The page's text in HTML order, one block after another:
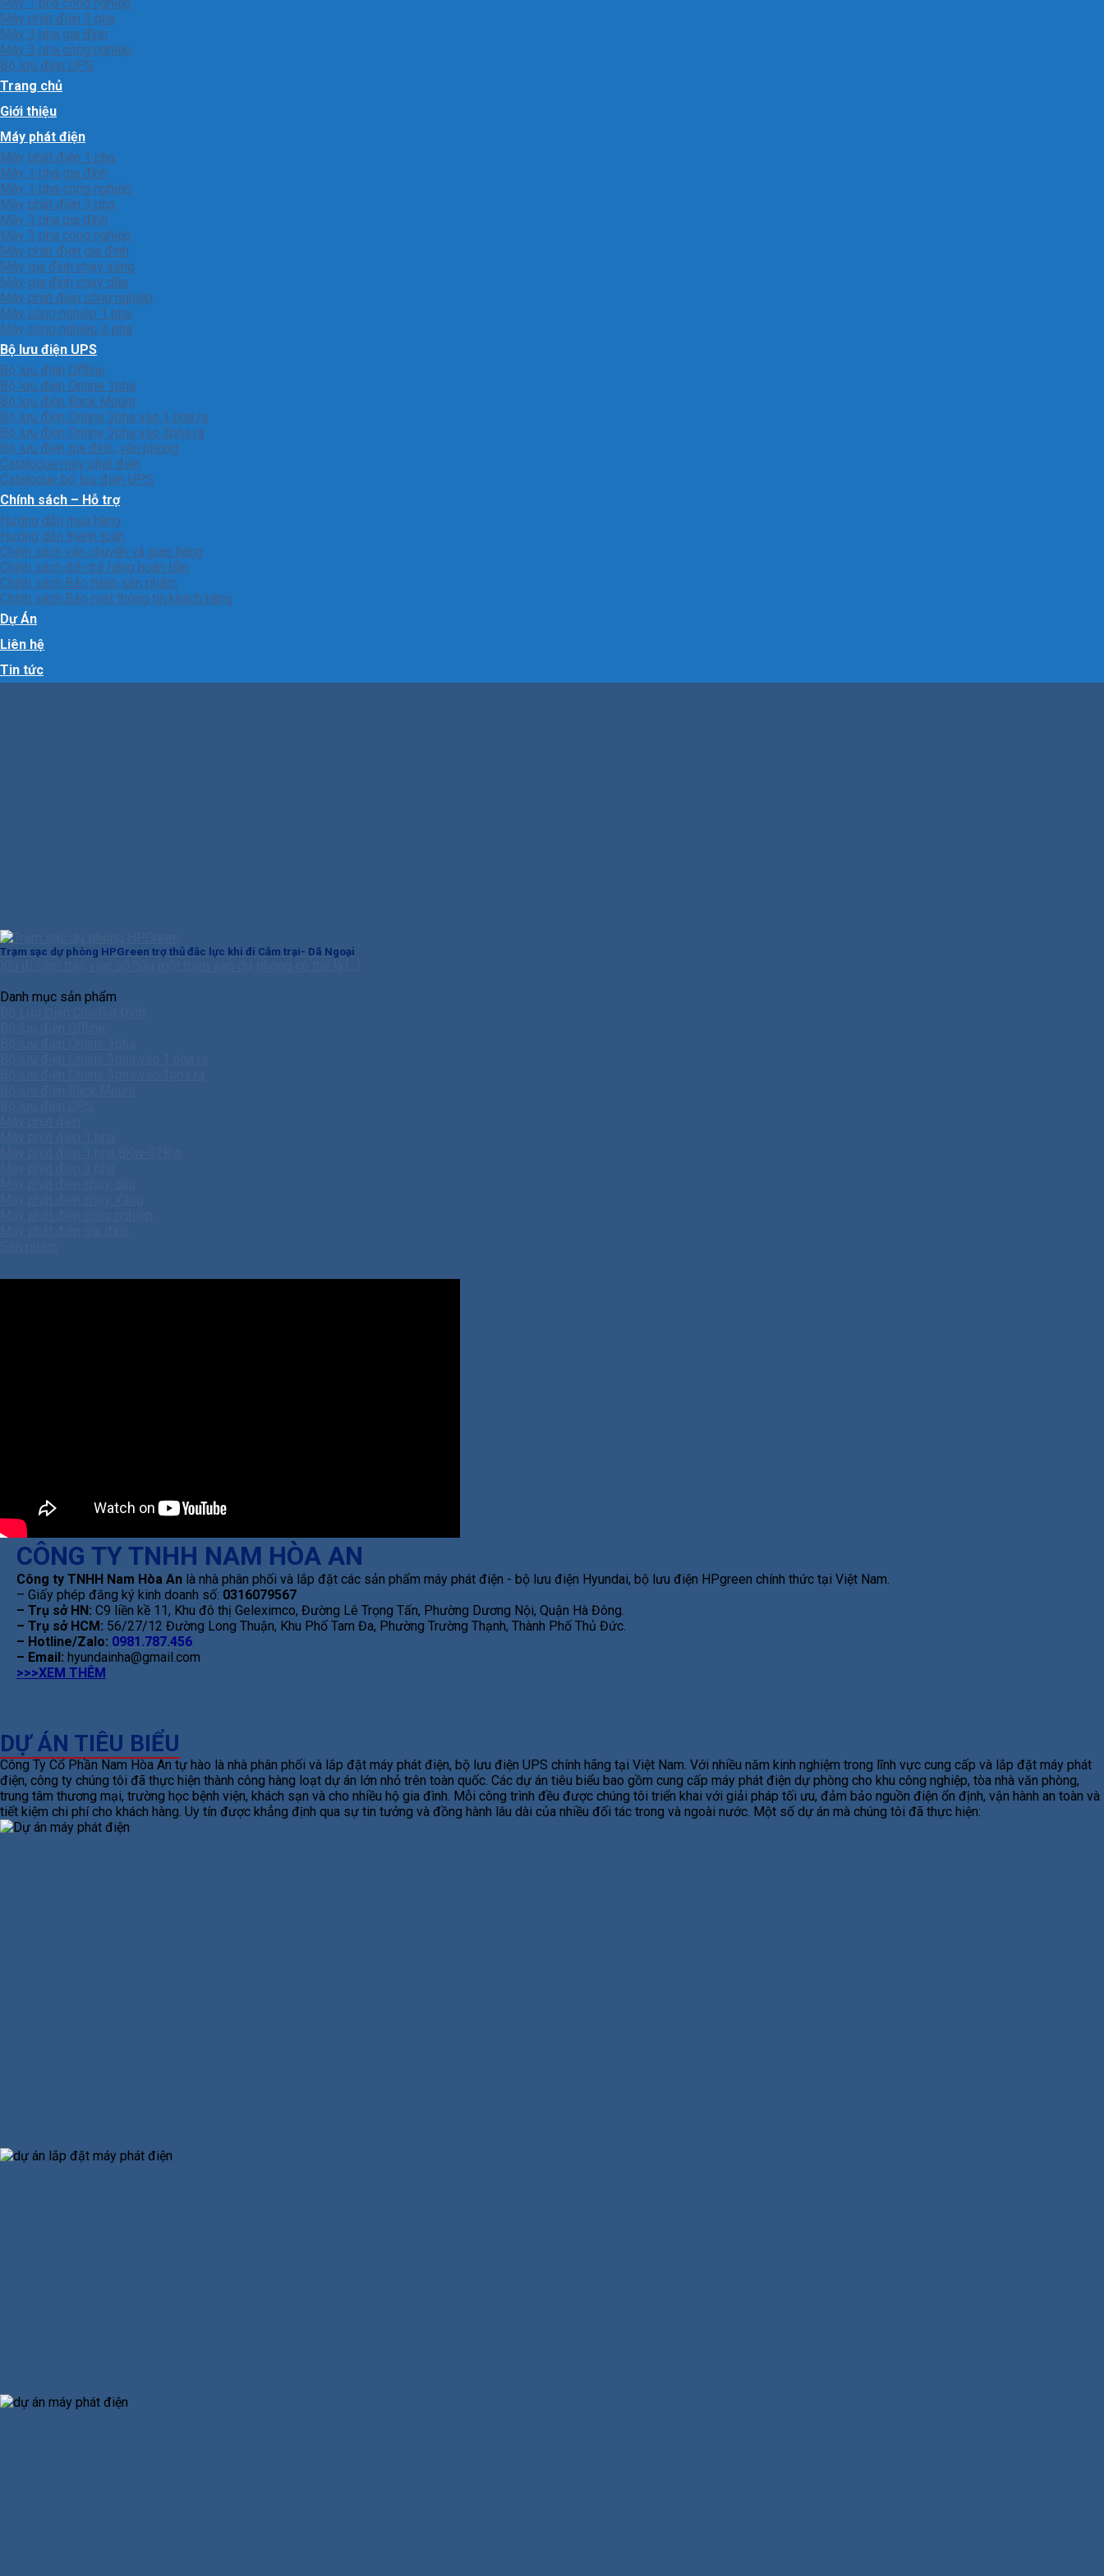
Máy phát điện 3 pha
Máy 3 pha gia đình
Máy 3 pha công nghiệp
Bộ lưu điện UPS
Trang chủ
Giới thiệu
Máy phát điện
Máy phát điện 1 pha
Máy 1 pha gia đình
Máy 1 pha công nghiệp
Máy phát điện 3 pha
Máy 3 pha gia đình
Máy 3 pha công nghiệp
Máy phát điện gia đình
Máy gia đình chạy xăng
Máy gia đình chạy dầu
Máy phát điện công nghiệp
Máy công nghiệp 1 pha
Máy công nghiêp 3 pha
Bộ lưu điện UPS
Bộ lưu điện Offline
Bộ lưu điện Online 1pha
Bộ lưu điện Rack Mount
Bộ lưu điện Online 3pha vào 1 pha ra
Bộ lưu điện Online 3pha vào 3pha ra
Bộ lưu điện gia đình, văn phòng
Catalogue máy phát điện
Catalogue bộ lưu điện UPS
Chính sách – Hỗ trợ
Hướng dẫn mua hàng
Hướng dẫn thanh toán
Chính sách vận chuyển và giao hàng
Chính sách đổi-trả hàng hoàn tiền
Chính sách Bảo hành sản phẩm
Chính sách Bảo mật thông tin khách hàng
Dự Án
Liên hệ
Tin tức
Trạm sạc dự phòng HPGreen trợ thủ đắc lực khi đi Cắm trại- Dã Ngoại
Danh mục sản phẩm
CÔNG TY TNHH NAM HÒA AN
Công ty TNHH Nam Hòa An là nhà phân phối và lắp đặt các sản phẩm máy phát điện - bộ lưu điện Hyundai, bộ lưu điện HPgreen chính thức tại Việt Nam.
– Giấy phép đăng ký kinh doanh số: 0316079567
– Trụ sở HN: C9 liền kề 11, Khu đô thị Geleximco, Đường Lê Trọng Tấn, Phường Dương Nội, Quận Hà Đông.
– Trụ sở HCM: 56/27/12 Đường Long Thuận, Khu Phố Tam Đa, Phường Trường Thạnh, Thành Phố Thủ Đức.
– Hotline/Zalo: 0981.787.456
– Email: hyundainha@gmail.com
>>>XEM THÊM
DỰ ÁN TIÊU BIỂU
Công Ty Cổ Phần Nam Hòa An tự hào là nhà phân phối và lắp đặt máy phát điện, bộ lưu điện UPS chính hãng tại Việt Nam. Với nhiều năm kinh nghiệm trong lĩnh vực cung cấp và lắp đặt máy phát
điện, công ty chúng tôi đã thực hiện thành công hàng loạt dự án lớn nhỏ trên toàn quốc. Các dự án tiêu biểu bao gồm cung cấp máy phát điện dự phòng cho khu công nghiệp, tòa nhà văn phòng,
trung tâm thương mại, trường học bệnh viện, khách sạn và cho nhiều hộ gia đình. Mỗi công trình đều được chúng tôi triển khai với giải pháp tối ưu, đảm bảo nguồn điện ổn định, vận hành an toàn và
tiết kiệm chi phí cho khách hàng. Uy tín được khẳng định qua sự tin tưởng và đồng hành lâu dài của nhiều đối tác trong và ngoài nước. Một số dự án mà chúng tôi đã thực hiện: